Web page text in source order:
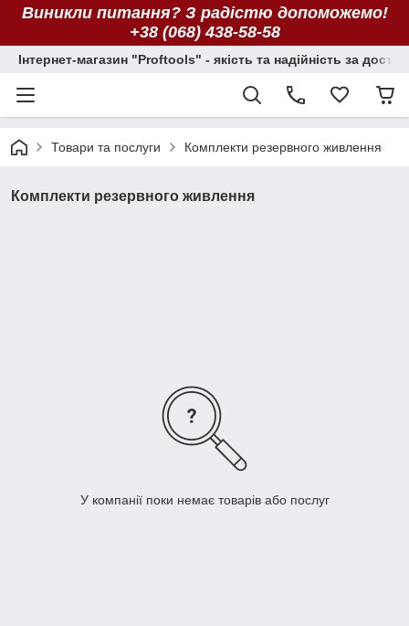
Виникли питання? З радістю допоможемо!
+38 (068) 438-58-58
Інтернет-магазин "Proftools" - якість та надійність за
Товари та послуги Комплекти резервного живлення
Комплекти резервного живлення
У компанії поки немає товарів або послуг